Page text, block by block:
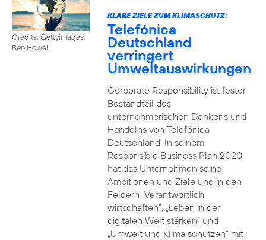
Credits: Gettyimages,
Ben Howell
KLARE ZIELE ZUM KLIMASCHUTZ:
Telefónica
Deutschland
verringert
Umweltauswirkungen
Corporate Responsibility ist fester
Bestandteil des
unternehmerischen Denkens und
Handelns von Telefónica
Deutschland. In seinem
Responsible Business Plan 2020
hat das Unternehmen seine
Ambitionen und Ziele und in den
Feldern „Verantwortlich
wirtschaften“, „Leben in der
digitalen Welt stärken“ und
„Umwelt und Klima schützen“ mit